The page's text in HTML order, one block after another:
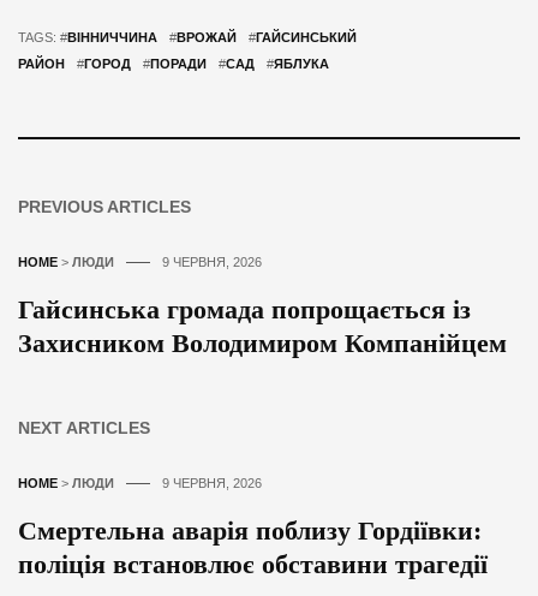
TAGS: #ВІННИЧЧИНА #ВРОЖАЙ #ГАЙСИНСЬКИЙ
РАЙОН
#ГОРОД #ПОРАДИ #САД #ЯБЛУКА
PREVIOUS ARTICLES
HOME > ЛЮДИ 9 ЧЕРВНЯ, 2026
Гайсинська громада попрощається із
Захисником Володимиром Компанійцем
NEXT ARTICLES
HOME > ЛЮДИ 9 ЧЕРВНЯ, 2026
Смертельна аварія поблизу Гордіївки:
поліція встановлює обставини трагедії